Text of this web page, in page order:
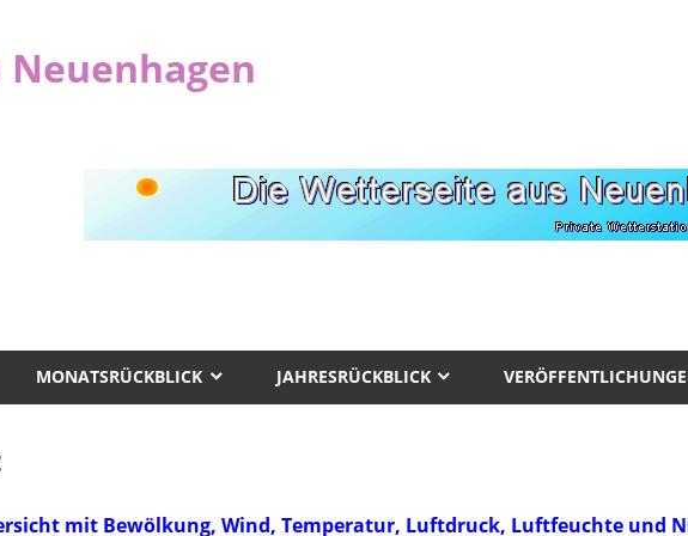
MONATSRÜCKBLICK JAHRESRÜCKBLICK
mit Bewölkung, Wind, Temperatur, Luftdruck, Luftfeuchte und